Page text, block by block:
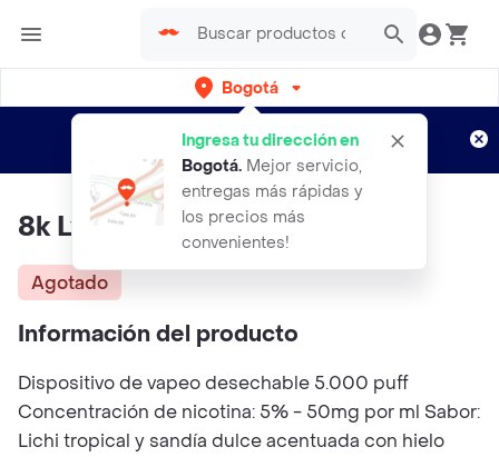
Bogotá
Ingresa tu dirección en
Bogotá. Mejor servicio,
entregas más rápidas y
los precios más
convenientes!
envíos gratis por semanas
Aplican TyC
8k Lychee Melon Ice
Agotado
Información del producto
Dispositivo de vapeo desechable 5.000 puff
Concentración de nicotina: 5% - 50mg por ml Sabor:
Lichi tropical y sandía dulce acentuada con hielo